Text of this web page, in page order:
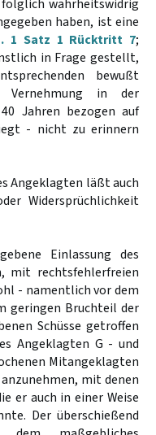
wahrheitswidrig
haben, ist eine
1 Satz 1 Rücktritt 7;
in Frage gestellt,
bewußt
Vernehmung in der
Jahren bezogen auf
- nicht zu erinnern
Angeklagten läßt auch
Widersprüchlichkeit
Einlassung des
mit rechtsfehlerfreien
- namentlich vor dem
geringen Bruchteil der
Schüsse getroffen
Angeklagten G - und
Mitangeklagten
anzunehmen, mit denen
er auch in einer Weise
Der überschießend